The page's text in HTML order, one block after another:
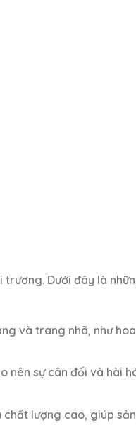
Dưới đây là
và trang nhã, như
nên sự cân đối và hài
lượng cao, giúp